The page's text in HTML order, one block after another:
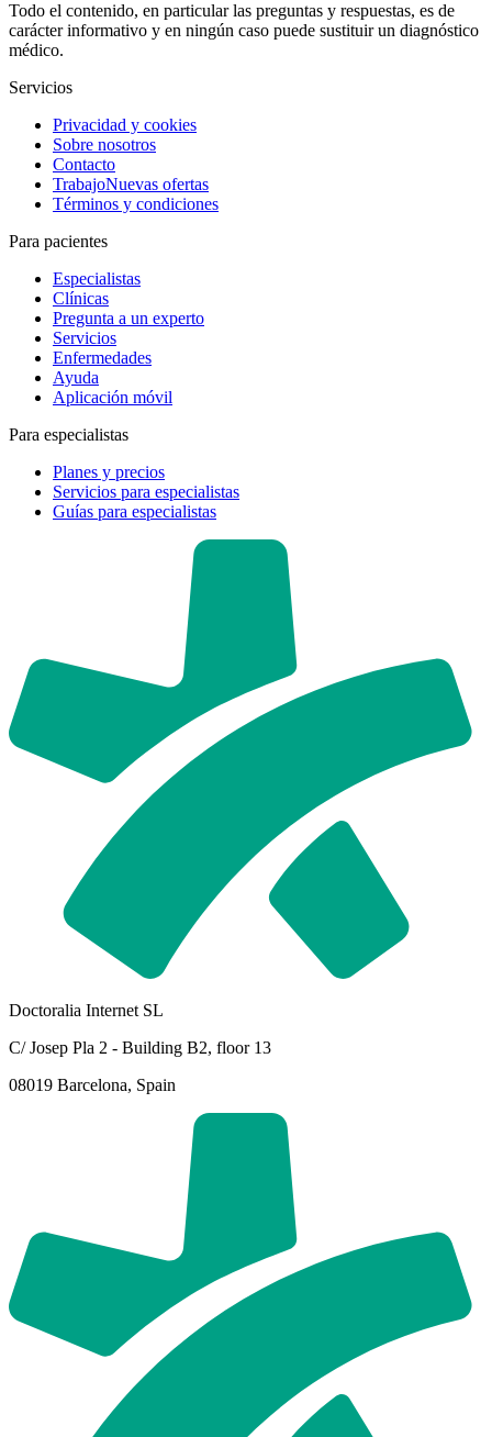
Todo el contenido, en particular las preguntas y respuestas, es de
carácter informativo y en ningún caso puede sustituir un diagnóstico
médico.
Servicios
Privacidad y cookies
Sobre nosotros
Contacto
TrabajoNuevas ofertas
Términos y condiciones
Para pacientes
Especialistas
Clínicas
Pregunta a un experto
Servicios
Enfermedades
Ayuda
Aplicación móvil
Para especialistas
Planes y precios
Servicios para especialistas
Guías para especialistas
Doctoralia Internet SL
C/ Josep Pla 2 - Building B2, floor 13
08019 Barcelona, Spain